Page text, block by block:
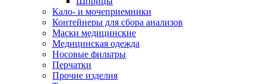
Кало- и мочеприемники
Контейнеры для сбора анализов
Маски медицинские
Медицинская одежда
Носовые фильтры
Перчатки
Прочие изделия